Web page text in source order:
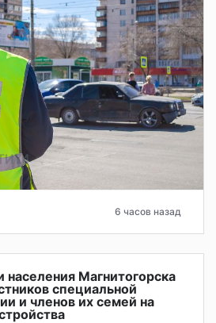
6 часов назад
населения Магнитогорска
специальной
и членов их семей на